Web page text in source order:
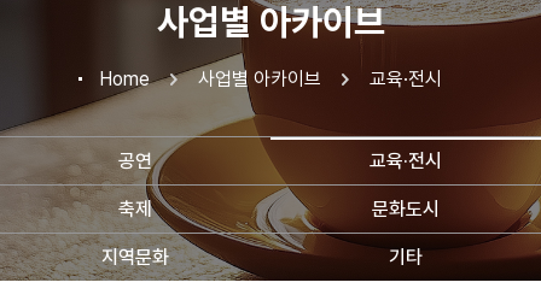
사업별 아카이브
Home 사업별 아카이브 교육·전시
공연 교육·전시
축제 문화도시
지역문화 기타